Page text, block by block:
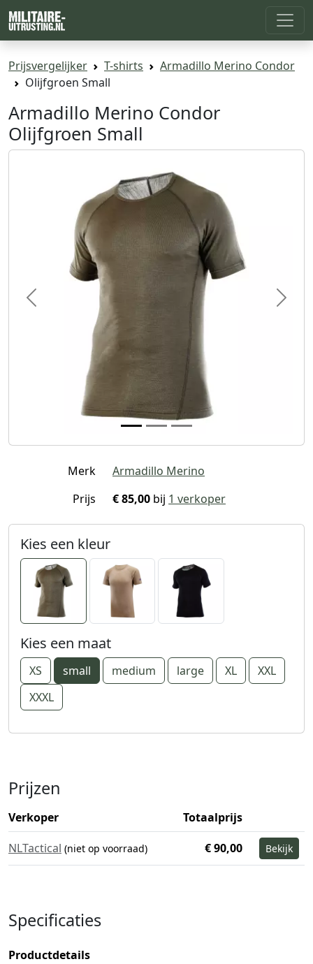
Prijsvergelijker T-shirts
Armadillo Merino Condor
Olijfgroen Small
Armadillo Merino Condor
Olijfgroen Small
Previous Next
Merk
Armadillo Merino
Prijs
€ 85,00 bij 1 verkoper
Kies een kleur
Kies een maat
XS small medium large XL
XXL
XXXL
Prijzen
Verkoper
Totaalprijs
NLTactical (niet op voorraad) € 90,00 Bekijk
Specificaties
Productdetails